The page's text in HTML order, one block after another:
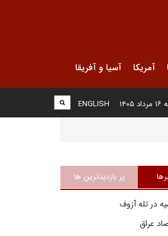
آمریکا آسیا و آفریقا
ENGLISH
پر بازدیدترین ها
در تله آزوف
عراق